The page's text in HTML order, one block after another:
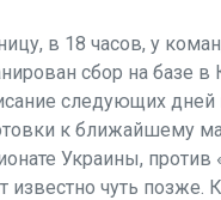
в 18 часов, у
сбор на базе в
следующих дней
к ближайшему
Украины, против
известно чуть позже.